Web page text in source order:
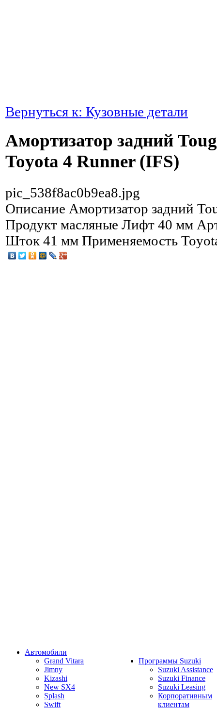
Вернуться к: Кузовные детали
Амортизатор задний
Toyota 4 Runner (IFS)
pic_538f8ac0b9ea8.jpg
Описание Амортизатор задний
Продукт масляные Лифт 40 мм
Шток 41 мм Применяемость
Автомобили
Grand Vitara
Jimny
Kizashi
New SX4
Splash
Swift
Программы Suzuki
Suzuki Assistance
Suzuki Finance
Suzuki Leasing
Корпоративным
клиентам